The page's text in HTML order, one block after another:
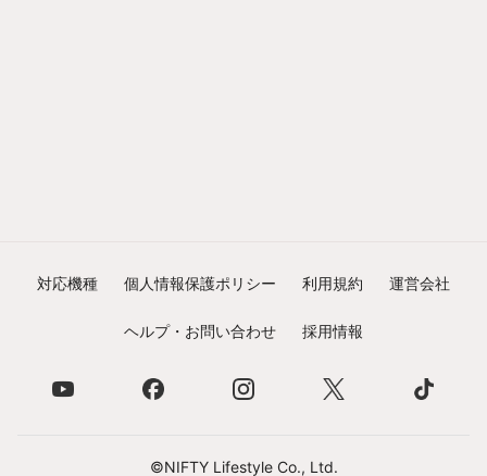
対応機種 個人情報保護ポリシー 利用規約 運営会社
ヘルプ・お問い合わせ 採用情報
©NIFTY Lifestyle Co., Ltd.